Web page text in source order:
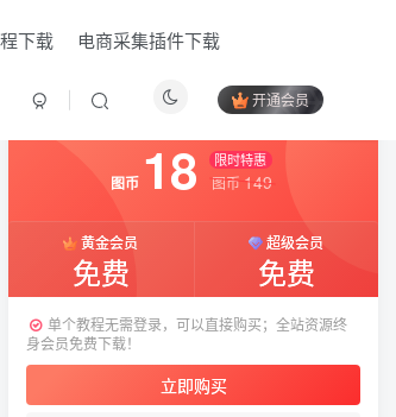
下载 电商采集插件下载
开通会员
付费资源
图币 18 限时特惠
图币 149
黄金会员
免费
超级会员
免费
单个教程无需登录，可以直接购买；全站资源终
身会员免费下载！
立即购买